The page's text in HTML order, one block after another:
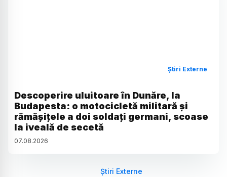
Știri Externe
Descoperire uluitoare în Dunăre, la
Budapesta: o motocicletă militară și
rămășițele a doi soldați germani, scoase
la iveală de secetă
07.08.2026
Știri Externe